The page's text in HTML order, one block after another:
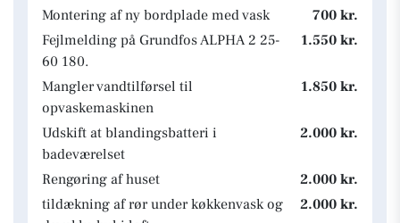
Montering af ny bordplade med vask
700 kr.
Fejlmelding på Grundfos ALPHA 2 25-
60 180.
1.550 kr.
Mangler vandtilførsel til
opvaskemaskinen
1.850 kr.
Udskift at blandingsbatteri i
badeværelset
2.000 kr.
Rengøring af huset
2.000 kr.
tildækning af rør under køkkenvask og
2.000 kr.